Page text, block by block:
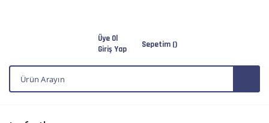
Üye Ol
Giriş Yap
Sepetim ()